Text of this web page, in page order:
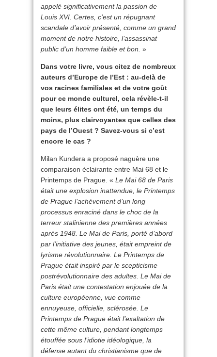
appelé significativement la passion de
Louis XVI. Certes, c’est un répugnant
scandale d’avoir présenté, comme un grand
moment de notre histoire, l’assassinat
public d’un homme faible et bon. »
Dans votre livre, vous citez de nombreux
auteurs d’Europe de l’Est : au-delà de
vos racines familiales et de votre goût
pour ce monde culturel, cela révèle-t-il
que leurs élites ont été, un temps du
moins, plus clairvoyantes que celles des
pays de l’Ouest ? Savez-vous si c’est
encore le cas ?
Milan Kundera a proposé naguère une
comparaison éclairante entre Mai 68 et le
Printemps de Prague. « Le Mai 68 de Paris
était une explosion inattendue, le Printemps
de Prague l’achèvement d’un long
processus enraciné dans le choc de la
terreur stalinienne des premières années
après 1948. Le Mai de Paris, porté d’abord
par l’initiative des jeunes, était empreint de
lyrisme révolutionnaire. Le Printemps de
Prague était inspiré par le scepticisme
postrévolutionnaire des adultes. Le Mai de
Paris était une contestation enjouée de la
culture européenne, vue comme
ennuyeuse, officielle, sclérosée. Le
Printemps de Prague était l’exaltation de
cette même culture, pendant longtemps
étouffée sous l’idiotie idéologique, la
défense autant du christianisme que de